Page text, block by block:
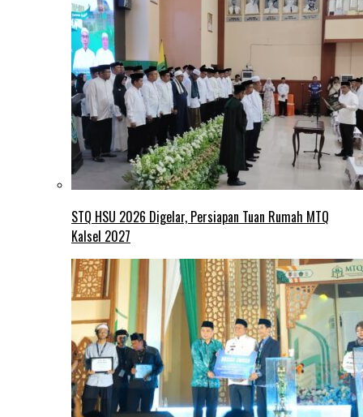
STQ HSU 2026 Digelar, Persiapan Tuan Rumah MTQ
Kalsel 2027